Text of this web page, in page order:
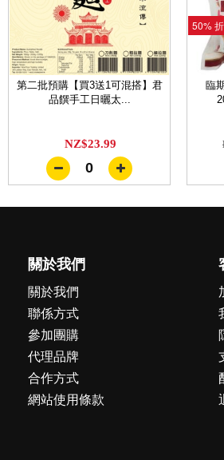
第二批預購【買3送1可混搭】君
品饌手工日曬太...
NZ$23.99
0
50%
臨
關於我們
關於我們
聯係方式
參加團購
代理品牌
合作方式
網站使用條款